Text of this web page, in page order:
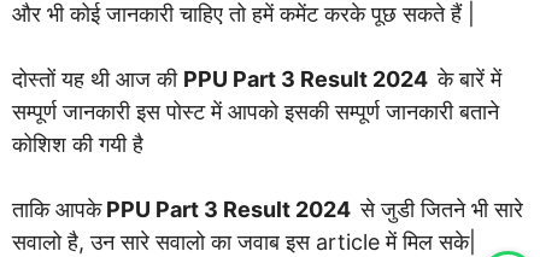
और भी कोई जानकारी चाहिए तो हमें कमेंट करके पूछ सकते हैं |
दोस्तों यह थी आज की PPU Part 3 Result 2024के बारें में
सम्पूर्ण जानकारी इस पोस्ट में आपको इसकी सम्पूर्ण जानकारी बताने
कोशिश की गयी है
ताकि आपकेPPU Part 3 Result 2024से जुडी जितने भी सारे
सवालो है, उन सारे सवालो का जवाब इस article में मिल सके|